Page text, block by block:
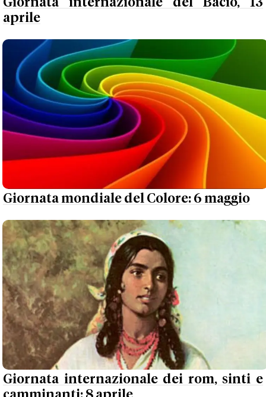
aprile
Giornata mondiale del Colore: 6 maggio
Giornata internazionale dei rom, sinti e